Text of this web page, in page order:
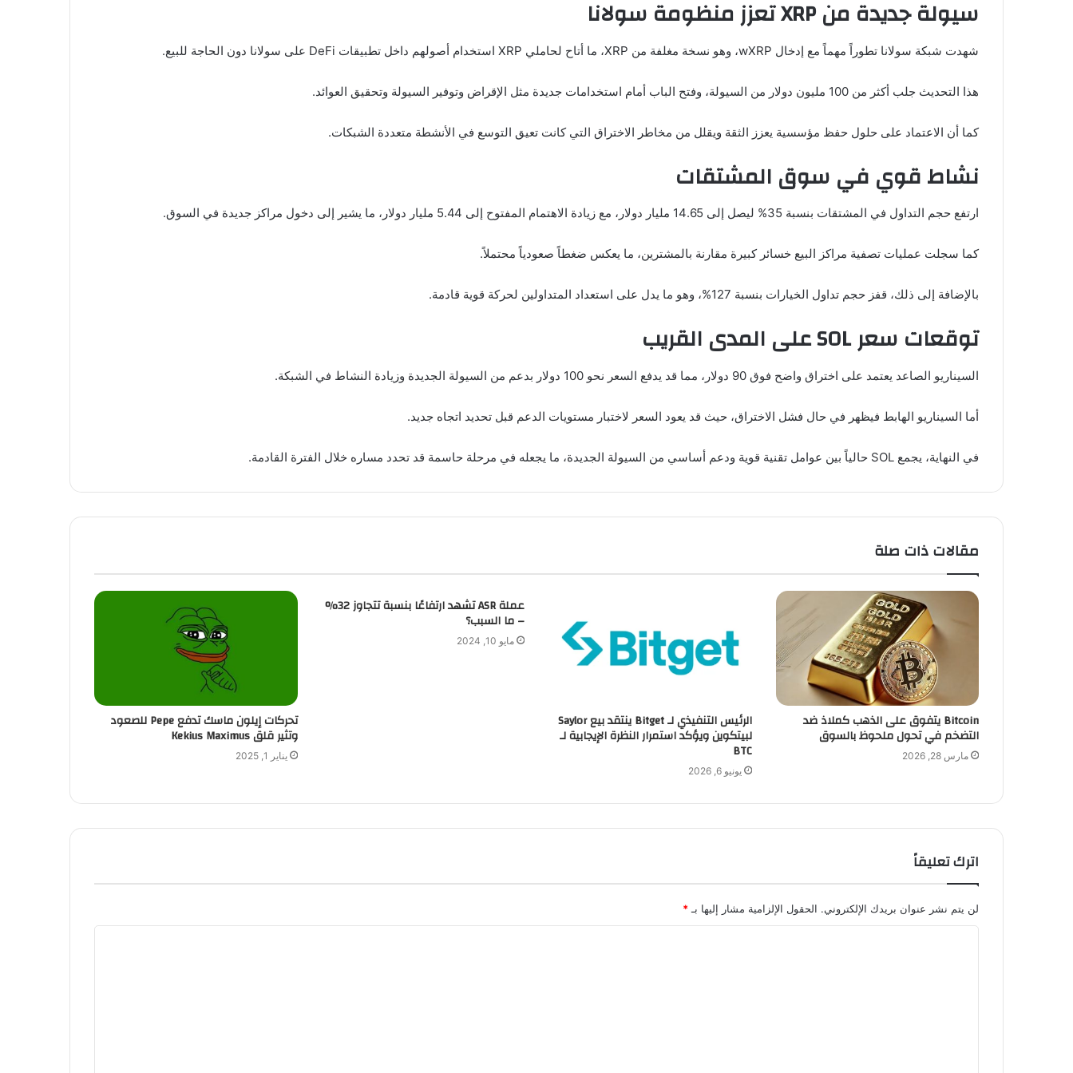
سيولة جديدة من XRP تعزز منظومة سولانا
شهدت شبكة سولانا تطوراً مهماً مع إدخال wXRP، وهو نسخة مغلفة من XRP، ما أتاح لحاملي XRP استخدام أصولهم داخل تطبيقات DeFi على سولانا دون الحاجة للبيع.
هذا التحديث جلب أكثر من 100 مليون دولار من السيولة، وفتح الباب أمام استخدامات جديدة مثل الإقراض وتوفير السيولة وتحقيق العوائد.
كما أن الاعتماد على حلول حفظ مؤسسية يعزز الثقة ويقلل من مخاطر الاختراق التي كانت تعيق التوسع في الأنشطة متعددة الشبكات.
نشاط قوي في سوق المشتقات
ارتفع حجم التداول في المشتقات بنسبة 35% ليصل إلى 14.65 مليار دولار، مع زيادة الاهتمام المفتوح إلى 5.44 مليار دولار، ما يشير إلى دخول مراكز جديدة في السوق.
كما سجلت عمليات تصفية مراكز البيع خسائر كبيرة مقارنة بالمشترين، ما يعكس ضغطاً صعودياً محتملاً.
بالإضافة إلى ذلك، قفز حجم تداول الخيارات بنسبة 127%، وهو ما يدل على استعداد المتداولين لحركة قوية قادمة.
توقعات سعر SOL على المدى القريب
السيناريو الصاعد يعتمد على اختراق واضح فوق 90 دولار، مما قد يدفع السعر نحو 100 دولار بدعم من السيولة الجديدة وزيادة النشاط في الشبكة.
أما السيناريو الهابط فيظهر في حال فشل الاختراق، حيث قد يعود السعر لاختبار مستويات الدعم قبل تحديد اتجاه جديد.
في النهاية، يجمع SOL حالياً بين عوامل تقنية قوية ودعم أساسي من السيولة الجديدة، ما يجعله في مرحلة حاسمة قد تحدد مساره خلال الفترة القادمة.
مقالات ذات صلة
Bitcoin يتفوق على الذهب كملاذ ضد
التضخم في تحول ملحوظ بالسوق
مارس 28, 2026
الرئيس التنفيذي لـ Bitget ينتقد بيع Saylor
لبيتكوين ويؤكد استمرار النظرة الإيجابية لـ
BTC
يونيو 6, 2026
عملة ASR تشهد ارتفاعًا بنسبة تتجاوز 32%
– ما السبب؟
مايو 10, 2024
تحركات إيلون ماسك تدفع Pepe للصعود
وتثير قلق Kekius Maximus
يناير 1, 2025
اترك تعليقاً
لن يتم نشر عنوان بريدك الإلكتروني. الحقول الإلزامية مشار إليها بـ *